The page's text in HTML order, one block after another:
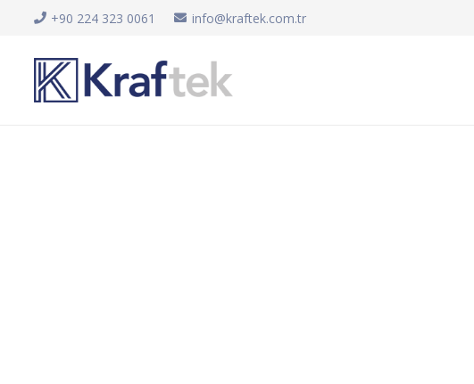
+90 224 323 0061 info@kraftek.com.tr